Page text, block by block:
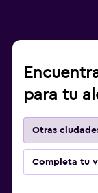
para tu
Otras
Completa tu